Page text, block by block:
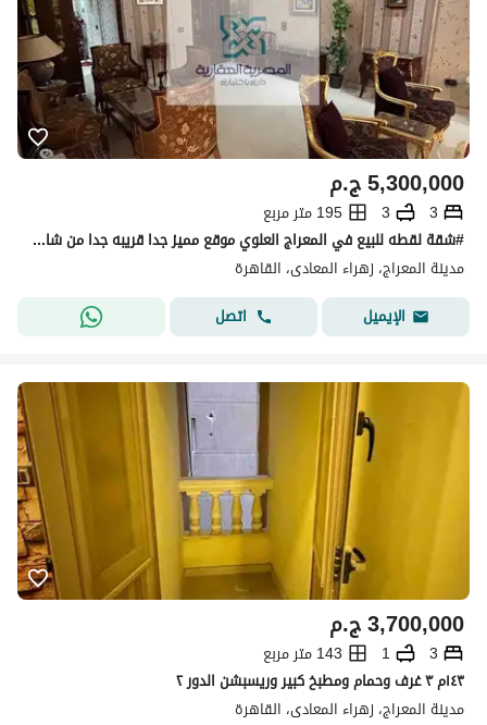
ج.م5,300,000
3
3
195 متر مربع
#شقة لقطه للبيع في المعراج العلوي موقع مميز جدا قريبه جدا من شارع #كارفور الرئيسي فيو مفتوح الترا سوبر لوكس المساحه 195متر
مدينة المعراج، زهراء المعادى، القاهرة
الإيميل
اتصل
ج.م3,700,000
3
1
143 متر مربع
١٤٣م ٣ غرف وحمام ومطبخ كبير وريسبشن الدور ٢
مدينة المعراج، زهراء المعادى، القاهرة